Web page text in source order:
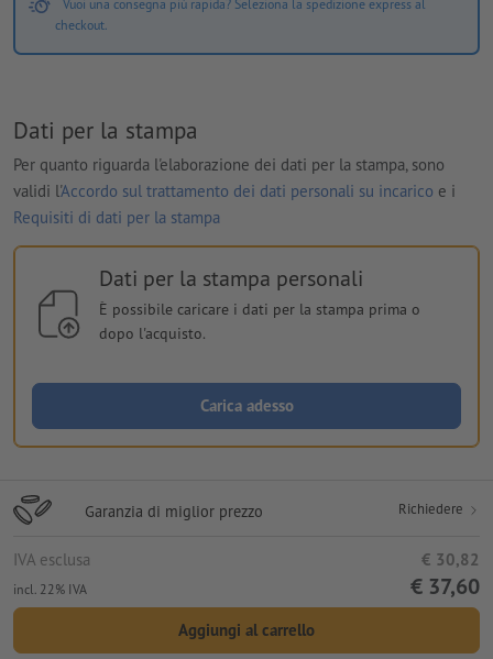
Vuoi una consegna più rapida? Seleziona la spedizione express al
checkout.
Dati per la stampa
Per quanto riguarda l'elaborazione dei dati per la stampa, sono
validi l'Accordo sul trattamento dei dati personali su incarico e i
Requisiti di dati per la stampa
Dati per la stampa personali
È possibile caricare i dati per la stampa prima o
dopo l'acquisto.
Carica adesso
Garanzia di miglior prezzo Richiedere
IVA esclusa € 30,82
incl. 22% IVA € 37,60
Aggiungi al carrello